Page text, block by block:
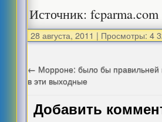
Источник: fcparma.com
28 августа, 2011 | Просмотры: 4
← Морроне: было бы правильней
в эти выходные
Добавить